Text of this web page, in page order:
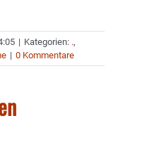
| Kategorien: .,
| 0 Kommentare